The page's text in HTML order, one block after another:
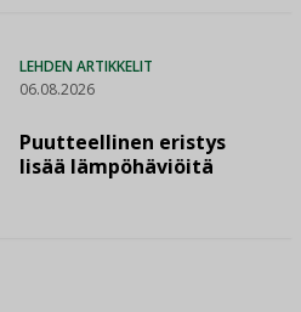
LEHDEN ARTIKKELIT
06.08.2026
Puutteellinen eristys
lisää lämpöhäviöitä